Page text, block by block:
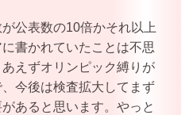
公表数の10倍かそれ以上
書かれていたことは不思
えずオリンピック縛りが
今後は検査拡大してまず
あると思います。やっと